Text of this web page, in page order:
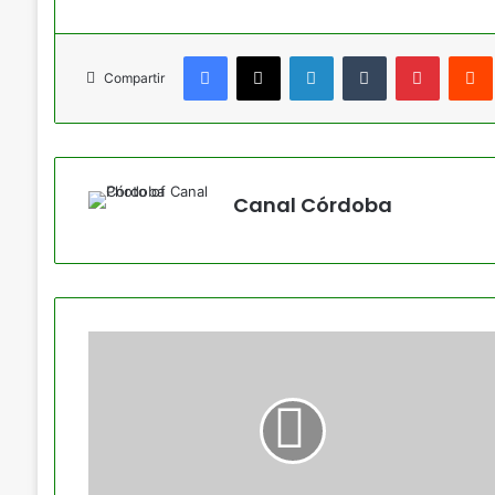
Compartir
Facebook
X LinkedInTumblr Pinterest
Canal Córdoba